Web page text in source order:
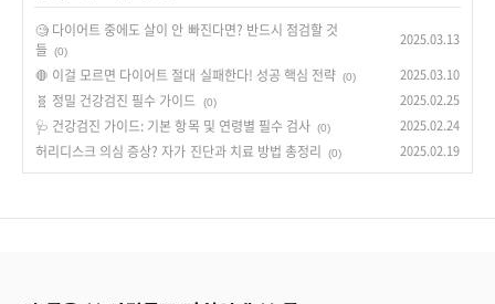
🧐 다이어트 중에도 살이 안 빠진다면? 반드시 점검할 것
들 (0)
2025.03.13
🛑 이걸 모르면 다이어트 절대 실패한다! 성공 핵심 전략 (0) 2025.03.10
🧬 정밀 건강검진 필수 가이드 (0) 2025.02.25
🩺 건강검진 가이드: 기본 항목 및 연령별 필수 검사 (0) 2025.02.24
허리디스크 의심 증상? 자가 진단과 치료 방법 총정리 (0) 2025.02.19